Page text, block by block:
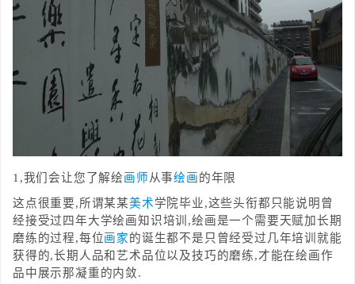
1,我们会让您了解绘画师从事绘画的年限
这点很重要,所谓某某美术学院毕业,这些头衔都只能说明曾
经接受过四年大学绘画知识培训,绘画是一个需要天赋加长期
磨练的过程,每位画家的诞生都不是只曾经受过几年培训就能
获得的,长期人品和艺术品位以及技巧的磨练,才能在绘画作
品中展示那凝重的内敛.